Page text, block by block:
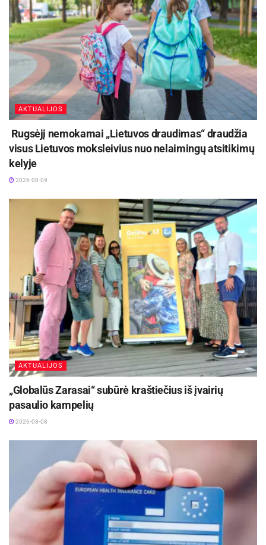
AKTUALIJOS
Rugsėjį nemokamai „Lietuvos draudimas“ draudžia
visus Lietuvos moksleivius nuo nelaimingų atsitikimų
kelyje
2026-08-09
AKTUALIJOS
„Globalūs Zarasai“ subūrė kraštiečius iš įvairių
pasaulio kampelių
2026-08-08